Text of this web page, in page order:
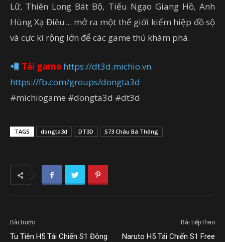
Lữ, Thiên Long Bát Bộ, Tiếu Ngạo Giang Hồ, Anh
Hùng Xạ Điêu… mở ra một thế giới kiếm hiệp đồ sộ
và cực kì rộng lớn để các game thủ khám phá.
Tải game https://dt3d.michio.vn
https://fb.com/groups/dongta3d
#michiogame #dongta3d #dt3d
TAGS dongta3d DT3D S73 Châu Bá Thông
Bài trước
Tu Tiên H5 Tái Chiến S1 Đông
Bài tiếp theo
Naruto H5 Tái Chiến S1 Free